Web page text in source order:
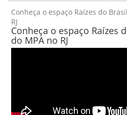
Conheça o espaço Raízes do
RJ
Conheça o espaço Raízes
do MPA no RJ